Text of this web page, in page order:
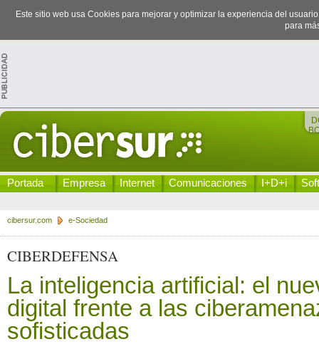
Este sitio web usa Cookies para mejorar y optimizar la experiencia del
para
Portada Empresa Internet Comunicaciones I+D+i
cibersur.com e-Sociedad
CIBERDEFENSA
La inteligencia artificial: el
digital frente a las
sofisticadas